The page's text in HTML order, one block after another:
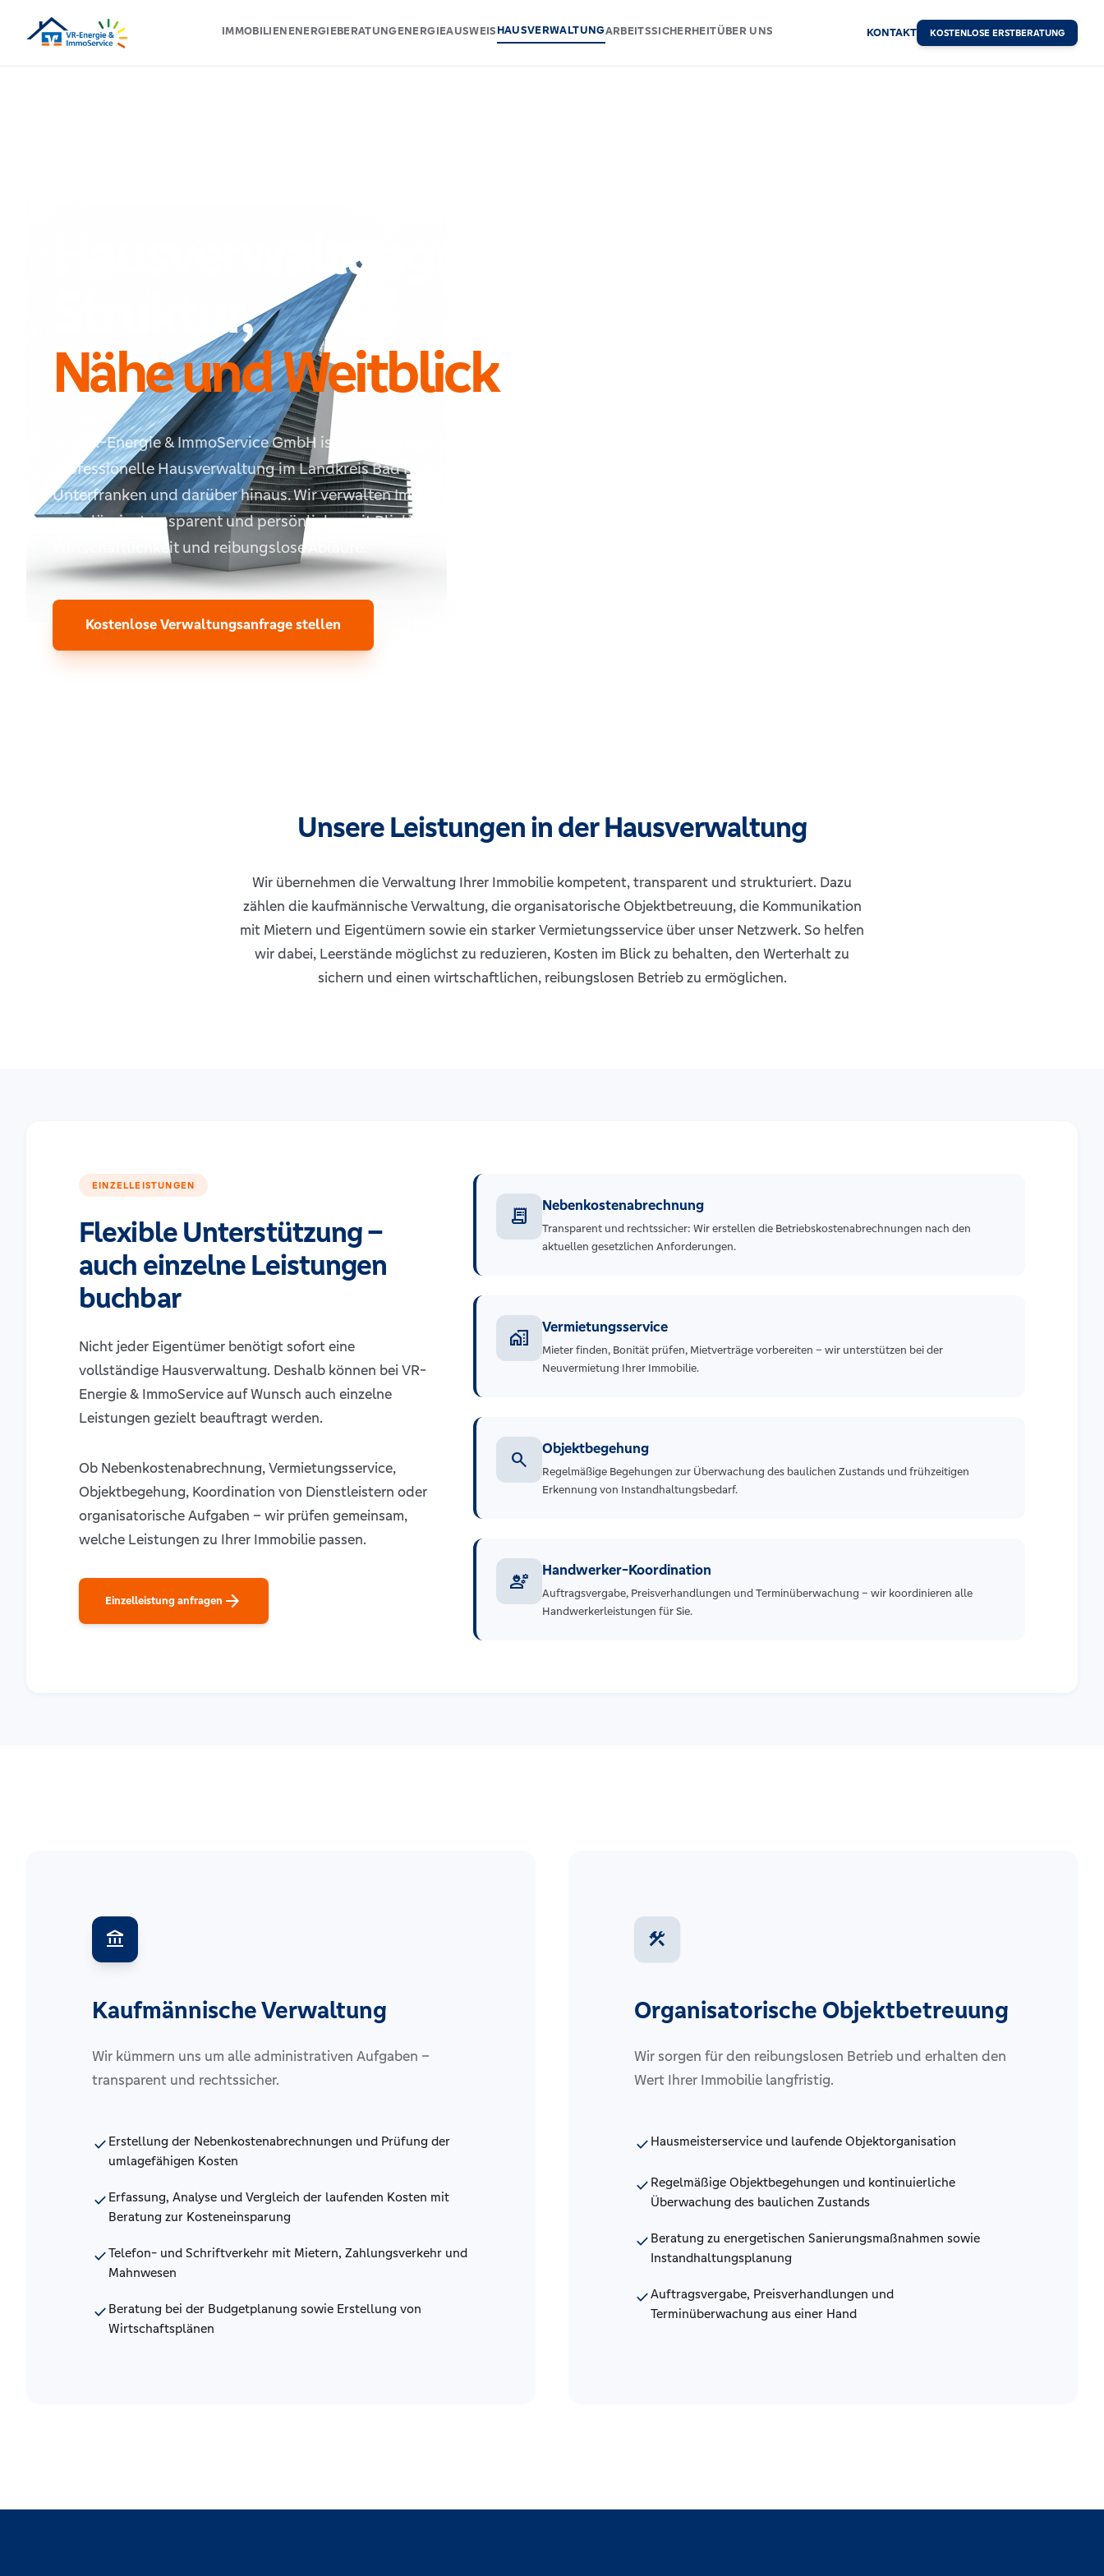
IMMOBILIENENERGIEBERATUNGENERGIEAUSWEISHAUSVERWALTUNGARBEITSSICHERHEITÜBER UNS KONTAKT KOSTENLOSE ERSTBERATUNG
Hausverwaltung mit
Struktur,
Nähe und Weitblick
Die VR-Energie & ImmoService GmbH ist Ihr Ansprechpartner für
professionelle Hausverwaltung im Landkreis Bad Kissingen, in
Unterfranken und darüber hinaus. Wir verwalten Immobilien
zuverlässig, transparent und persönlich – mit Blick auf Werterhalt,
Wirtschaftlichkeit und reibungslose Abläufe.
Kostenlose Verwaltungsanfrage stellen
Unsere Leistungen in der Hausverwaltung
Wir übernehmen die Verwaltung Ihrer Immobilie kompetent, transparent und strukturiert. Dazu
zählen die kaufmännische Verwaltung, die organisatorische Objektbetreuung, die Kommunikation
mit Mietern und Eigentümern sowie ein starker Vermietungsservice über unser Netzwerk. So helfen
wir dabei, Leerstände möglichst zu reduzieren, Kosten im Blick zu behalten, den Werterhalt zu
sichern und einen wirtschaftlichen, reibungslosen Betrieb zu ermöglichen.
EINZELLEISTUNGEN
Flexible Unterstützung –
auch einzelne Leistungen
buchbar
Nicht jeder Eigentümer benötigt sofort eine
vollständige Hausverwaltung. Deshalb können bei VR-
Energie & ImmoService auf Wunsch auch einzelne
Leistungen gezielt beauftragt werden.
Ob Nebenkostenabrechnung, Vermietungsservice,
Objektbegehung, Koordination von Dienstleistern oder
organisatorische Aufgaben – wir prüfen gemeinsam,
welche Leistungen zu Ihrer Immobilie passen.
Einzelleistung anfragen arrow_forward
receipt_long Nebenkostenabrechnung
Transparent und rechtssicher: Wir erstellen die Betriebskostenabrechnungen nach den
aktuellen gesetzlichen Anforderungen.
home_work Vermietungsservice
Mieter finden, Bonität prüfen, Mietverträge vorbereiten – wir unterstützen bei der
Neuvermietung Ihrer Immobilie.
search Objektbegehung
Regelmäßige Begehungen zur Überwachung des baulichen Zustands und frühzeitigen
Erkennung von Instandhaltungsbedarf.
engineering Handwerker-Koordination
Auftragsvergabe, Preisverhandlungen und Terminüberwachung – wir koordinieren alle
Handwerkerleistungen für Sie.
account_balance
Kaufmännische Verwaltung
Wir kümmern uns um alle administrativen Aufgaben –
transparent und rechtssicher.
check Erstellung der Nebenkostenabrechnungen und Prüfung der
umlagefähigen Kosten
check Erfassung, Analyse und Vergleich der laufenden Kosten mit
Beratung zur Kosteneinsparung
checkTelefon- und Schriftverkehr mit Mietern, Zahlungsverkehr und
Mahnwesen
check Beratung bei der Budgetplanung sowie Erstellung von
Wirtschaftsplänen
construction
Organisatorische Objektbetreuung
Wir sorgen für den reibungslosen Betrieb und erhalten den
Wert Ihrer Immobilie langfristig.
check Hausmeisterservice und laufende Objektorganisation
check Regelmäßige Objektbegehungen und kontinuierliche
Überwachung des baulichen Zustands
check Beratung zu energetischen Sanierungsmaßnahmen sowie
Instandhaltungsplanung
checkAuftragsvergabe, Preisverhandlungen und
Terminüberwachung aus einer Hand